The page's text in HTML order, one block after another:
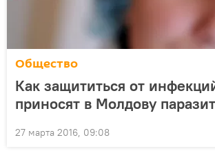
Общество
Как защититься от
приносят в Молдову
27 марта 2016, 09:08